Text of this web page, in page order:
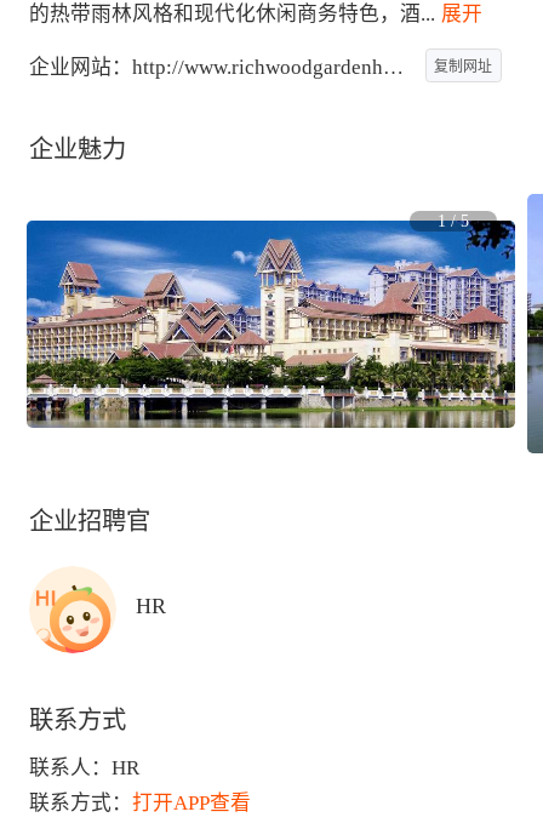
的热带雨林风格和现代化休闲商务特色，酒... 展开
企业网站： http://www.richwoodgardenhotel.com复制网址
企业魅力
1/5
企业招聘官
HR
联系方式
联系人： HR
联系方式： 打开APP查看